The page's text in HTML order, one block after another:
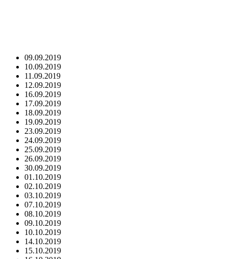
09.09.2019
10.09.2019
11.09.2019
12.09.2019
16.09.2019
17.09.2019
18.09.2019
19.09.2019
23.09.2019
24.09.2019
25.09.2019
26.09.2019
30.09.2019
01.10.2019
02.10.2019
03.10.2019
07.10.2019
08.10.2019
09.10.2019
10.10.2019
14.10.2019
15.10.2019